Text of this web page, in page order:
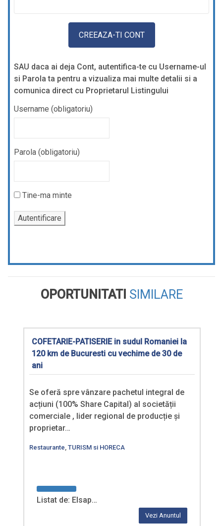
SAU daca ai deja Cont, autentifica-te cu Username-ul
si Parola ta pentru a vizualiza mai multe detalii si a
comunica direct cu Proprietarul Listingului
Username (obligatoriu)
Parola (obligatoriu)
Tine-ma minte
OPORTUNITATI SIMILARE
COFETARIE-PATISERIE in sudul Romaniei la
120 km de Bucuresti cu vechime de 30 de
ani
Se oferă spre vânzare pachetul integral de
acțiuni (100% Share Capital) al societății
comerciale , lider regional de producție și
proprietar…
Restaurante, TURISM si HORECA
Listat de: Elsap…
Vezi Anuntul